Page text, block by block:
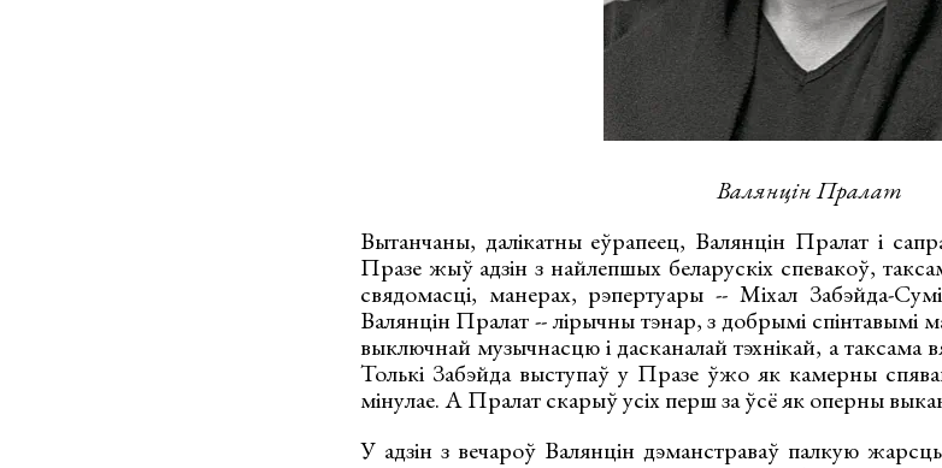
Валянцін Пралат
Вытанчаны, далікатны еўрапеец, Валянцін Пралат і
Празе жыў адзін з найлепшых беларускіх спевакоў,
свядомасці, манерах, рэпертуары -- Міхал Забэйда-
Валянцін Пралат -- лірычны тэнар, з добрымі спінтавымі
выключнай музычнасцю і дасканалай тэхнікай, а таксама
Толькі Забэйда выступаў у Празе ўжо як камерны
мінулае. А Пралат скарыў усіх перш за ўсё як оперны
У адзін з вечароў Валянцін дэманстраваў палкую